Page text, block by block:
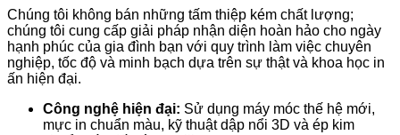
Chúng tôi không bán những tấm thiệp kém chất lượng;
chúng tôi cung cấp giải pháp nhận diện hoàn hảo cho ngày
hạnh phúc của gia đình bạn với quy trình làm việc chuyên
nghiệp, tốc độ và minh bạch dựa trên sự thật và khoa học in
ấn hiện đại.
Công nghệ hiện đại: Sử dụng máy móc thế hệ mới,
mực in chuẩn màu, kỹ thuật dập nổi 3D và ép kim